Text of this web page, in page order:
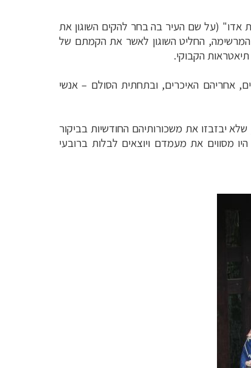
תקופה זו, המכונה "תקופת אדו" (על שם העיר בה בחר להקים השוגון את
הפריחה המרשימה, החליט השוגון לאשר את הקמתם של
תיאטראות הקבוקי.
אחריהם האיכרים, ובתחתית הסולם – אנשי
שלא יבזבזו את משכורותיהם החודשיות בביקור
מסווים את מעמדם ויוצאים לבלות ברובעי